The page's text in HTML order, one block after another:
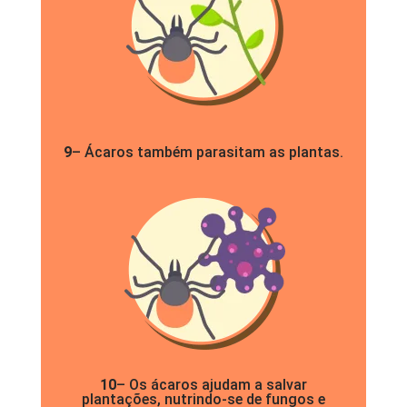
9– Ácaros também parasitam as plantas.
10– Os ácaros ajudam a salvar
plantações, nutrindo-se de fungos e